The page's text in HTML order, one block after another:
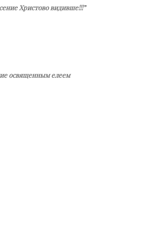
Христово видивше!!!”
освященным елеем